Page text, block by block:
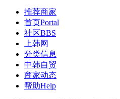
推荐商家
首页Portal
社区BBS
上韩网
分类信息
中韩自贸
商家动态
帮助Help